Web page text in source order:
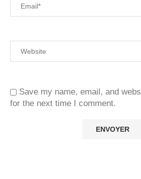
Save my name, email, and
for the next time I comment.